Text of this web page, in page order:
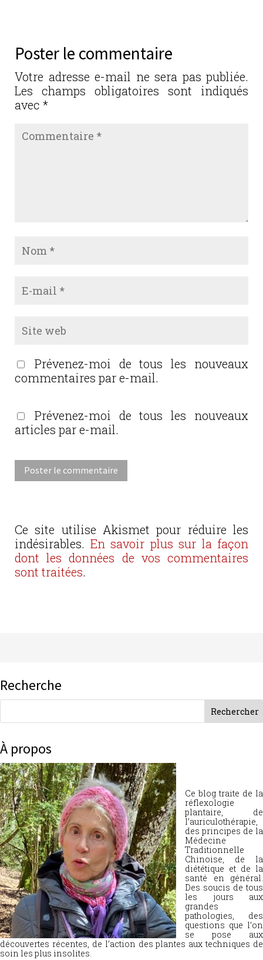
b
o
o
k
r
n
er
Poster le commentaire
Votre adresse e-mail ne sera pas publiée.
Les champs obligatoires sont indiqués
avec *
Prévenez-moi de tous les nouveaux
commentaires par e-mail.
Prévenez-moi de tous les nouveaux
articles par e-mail.
Ce site utilise Akismet pour réduire les
indésirables. En savoir plus sur la façon
dont les données de vos commentaires
sont traitées.
Recherche
À propos
Ce blog traite de la
réflexologie
plantaire, de
l’auriculothérapie,
des principes de la
Médecine
Traditionnelle
Chinoise, de la
diététique et de la
santé en général.
Des soucis de tous
les jours aux
grandes
pathologies, des
questions que l’on
se pose aux
découvertes récentes, de l’action des plantes aux techniques de
soin les plus insolites.